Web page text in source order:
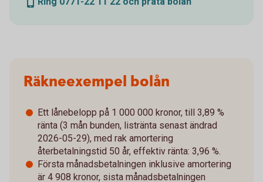
Räkneexempel bolån
Ett lånebelopp på 1 000 000 kronor, till 3,89 %
ränta (3 mån bunden, listränta senast ändrad
2026-05-29), med rak amortering
återbetalningstid 50 år, effektiv ränta: 3,96 %.
Första månadsbetalningen inklusive amortering
är 4 908 kronor, sista månadsbetalningen